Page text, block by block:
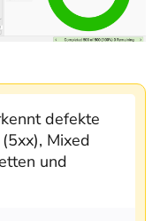
defekte
Mixed
und